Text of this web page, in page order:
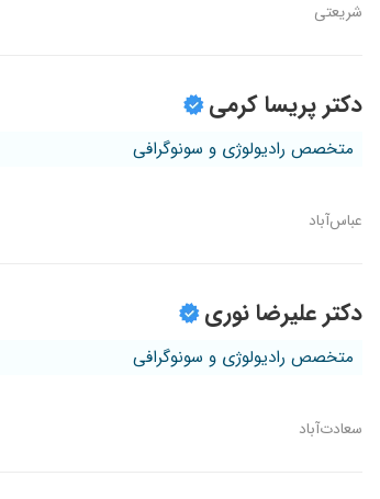
شریعتی
دکتر پریسا کرمی
متخصص رادیولوژی و سونوگرافی
عباس‌آباد
دکتر علیرضا نوری
متخصص رادیولوژی و سونوگرافی
سعادت‌آباد